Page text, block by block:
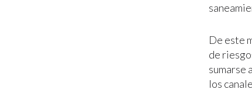
De este
de
sumarse
los